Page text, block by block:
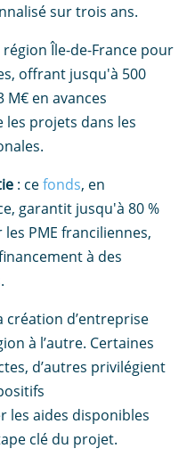
sur trois ans.
Île-de-France pour
offrant jusqu'à 500
M€ en avances
les projets dans les
: cefonds, en
garantit jusqu'à 80 %
PME franciliennes,
à des
création d’entreprise
à l’autre. Certaines
d’autres privilégient
les aides disponibles
clé du projet.